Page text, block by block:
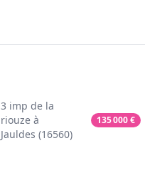
3 imp de la
riouze à
Jauldes (16560)
135 000€